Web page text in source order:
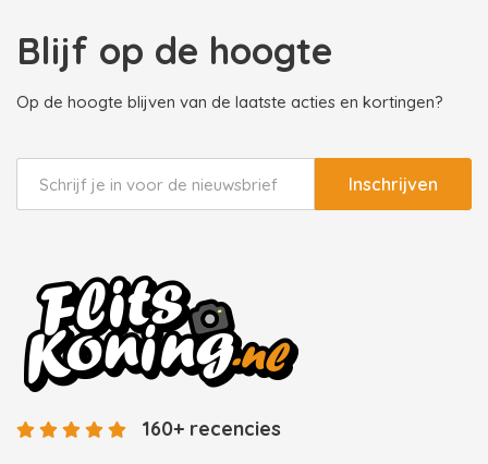
Blijf op de hoogte
Op de hoogte blijven van de laatste acties en kortingen?
Inschrijven
160+ recencies